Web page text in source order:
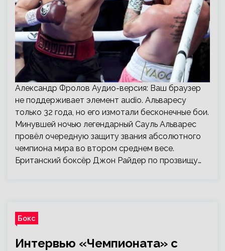
Александр Фролов Аудио-версия: Ваш браузер
не поддерживает элемент audio. Альваресу
только 32 года, но его измотали бесконечные бои.
Минувшей ночью легендарный Сауль Альварес
провёл очередную защиту звания абсолютного
чемпиона мира во втором среднем весе.
Британский боксёр Джон Райдер по прозвищу…
Бокс
Интервью «Чемпионата» с